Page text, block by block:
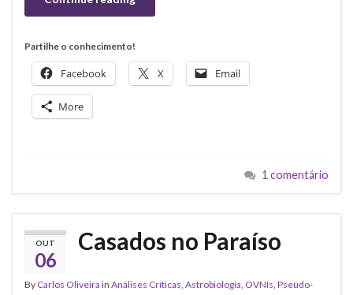
Partilhe o conhecimento!
Facebook X Email
More
1 comentário
OUT
06
Casados no Paraíso
By Carlos Oliveira in Análises Críticas Astrobiologia OVNIs Pseudo-